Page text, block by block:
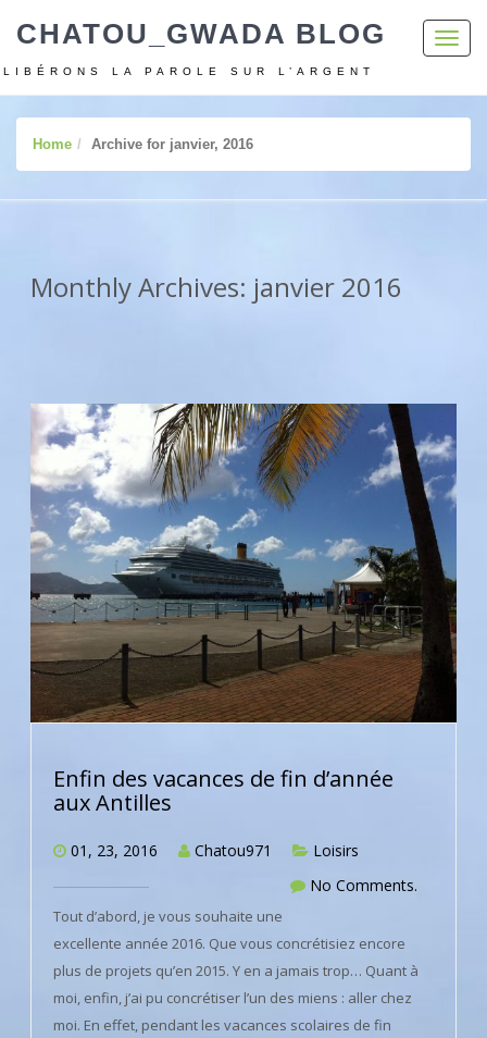
CHATOU_GWADA BLOG
LIBÉRONS LA PAROLE SUR L’ARGENT
Home Archive for janvier, 2016
Monthly Archives: janvier 2016
Enfin des vacances de fin d’année
aux Antilles
01, 23, 2016 Chatou971
Loisirs
No Comments.
Tout d’abord, je vous souhaite une
excellente année 2016. Que vous concrétisiez encore
plus de projets qu’en 2015. Y en a jamais trop… Quant à
moi, enfin, j’ai pu concrétiser l’un des miens : aller chez
moi. En effet, pendant les vacances scolaires de fin